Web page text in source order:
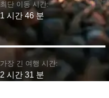
최단 이동 시간:
1 시간 46 분
가장 긴 여행 시간:
2 시간 31 분